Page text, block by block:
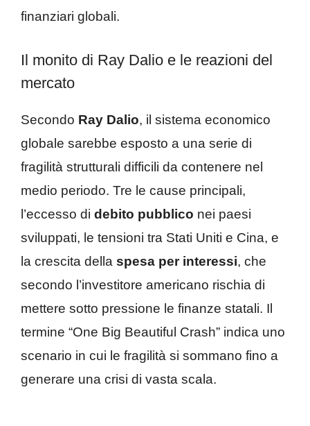
finanziari globali.
Il monito di Ray Dalio e le reazioni del
mercato
Secondo Ray Dalio, il sistema economico
globale sarebbe esposto a una serie di
fragilità strutturali difficili da contenere nel
medio periodo. Tre le cause principali,
l’eccesso di debito pubblico nei paesi
sviluppati, le tensioni tra Stati Uniti e Cina, e
la crescita della spesa per interessi, che
secondo l’investitore americano rischia di
mettere sotto pressione le finanze statali. Il
termine “One Big Beautiful Crash” indica uno
scenario in cui le fragilità si sommano fino a
generare una crisi di vasta scala.